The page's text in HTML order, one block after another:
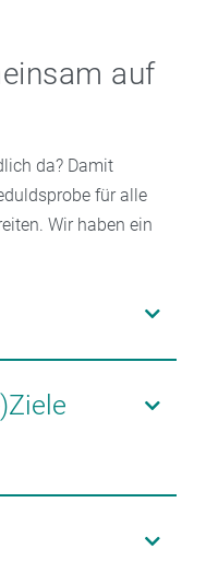
auf
da? Damit
für alle
Wir haben ein
gemeinsam
Das steigert die
zusammen.
Anreiz. Ob
oder